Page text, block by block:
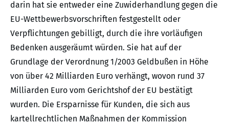
darin hat sie entweder eine Zuwiderhandlung gegen die
EU-Wettbewerbsvorschriften festgestellt oder
Verpflichtungen gebilligt, durch die ihre vorläufigen
Bedenken ausgeräumt würden. Sie hat auf der
Grundlage der Verordnung 1/2003 Geldbußen in Höhe
von über 42 Milliarden Euro verhängt, wovon rund 37
Milliarden Euro vom Gerichtshof der EU bestätigt
wurden. Die Ersparnisse für Kunden, die sich aus
kartellrechtlichen Maßnahmen der Kommission